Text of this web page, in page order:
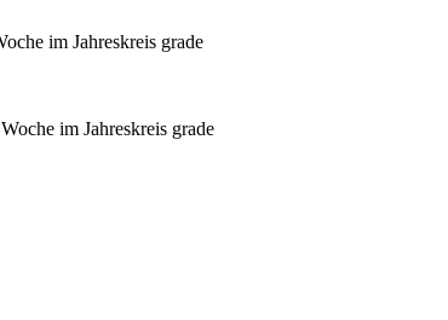
im Jahreskreis grade
im Jahreskreis grade